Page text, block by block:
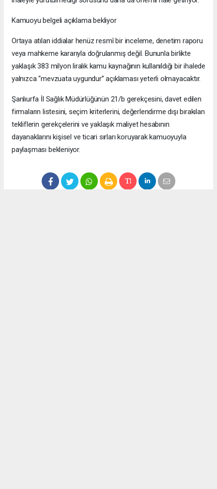
Kamuoyu belgeli açıklama bekliyor
Ortaya atılan iddialar henüz resmî bir inceleme, denetim raporu
veya mahkeme kararıyla doğrulanmış değil. Bununla birlikte
yaklaşık 383 milyon liralık kamu kaynağının kullanıldığı bir ihalede
yalnızca “mevzuata uygundur” açıklaması yeterli olmayacaktır.
Şanlıurfa İl Sağlık Müdürlüğünün 21/b gerekçesini, davet edilen
firmaların listesini, seçim kriterlerini, değerlendirme dışı bırakılan
tekliflerin gerekçelerini ve yaklaşık maliyet hesabının
dayanaklarını kişisel ve ticari sırları koruyarak kamuoyuyla
paylaşması bekleniyor.